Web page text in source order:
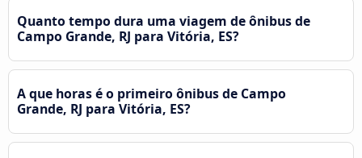
Quanto tempo dura uma viagem de ônibus de
Campo Grande, RJ para Vitória, ES?
A que horas é o primeiro ônibus de Campo
Grande, RJ para Vitória, ES?